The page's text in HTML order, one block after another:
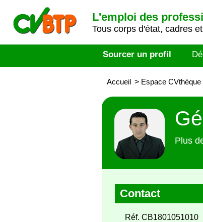
L'emploi des
Tous corps d'état, cadres
Sourcer un profil
Accueil > Espace CVthèque
Plus
Contact
Réf. CB1801051010